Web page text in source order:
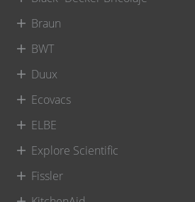
Braun
BWT
Duux
Ecovacs
ELBE
Explore Scientific
Fissler